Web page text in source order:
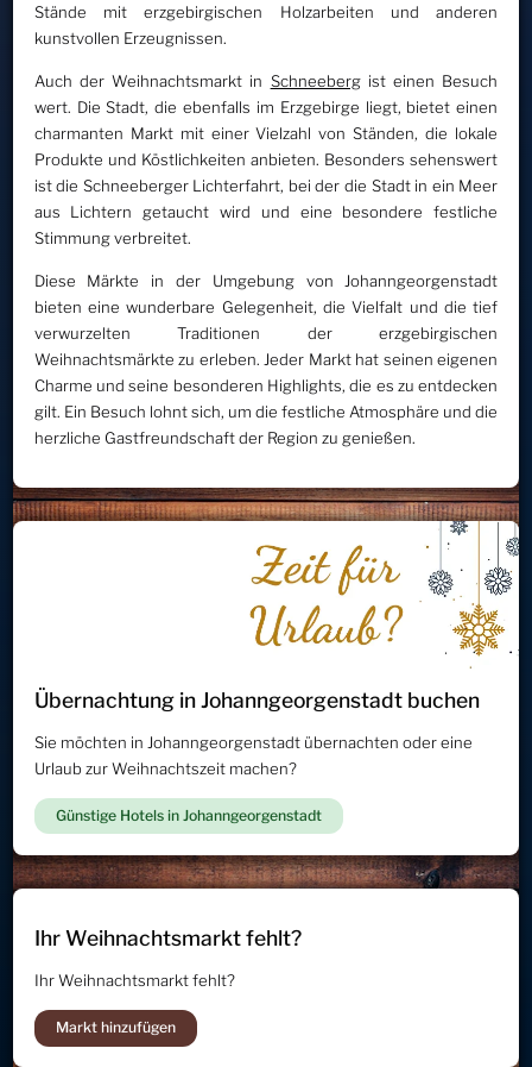
Stände mit erzgebirgischen Holzarbeiten und anderen
kunstvollen Erzeugnissen.
Auch der Weihnachtsmarkt in Schneebergist einen Besuch
wert. Die Stadt, die ebenfalls im Erzgebirge liegt, bietet einen
charmanten Markt mit einer Vielzahl von Ständen, die lokale
Produkte und Köstlichkeiten anbieten. Besonders sehenswert
ist die Schneeberger Lichterfahrt, bei der die Stadt in ein Meer
aus Lichtern getaucht wird und eine besondere festliche
Stimmung verbreitet.
Diese Märkte in der Umgebung von Johanngeorgenstadt
bieten eine wunderbare Gelegenheit, die Vielfalt und die tief
verwurzelten Traditionen der erzgebirgischen
Weihnachtsmärkte zu erleben. Jeder Markt hat seinen eigenen
Charme und seine besonderen Highlights, die es zu entdecken
gilt. Ein Besuch lohnt sich, um die festliche Atmosphäre und die
herzliche Gastfreundschaft der Region zu genießen.
Übernachtung in Johanngeorgenstadt buchen
Sie möchten in Johanngeorgenstadt übernachten oder eine
Urlaub zur Weihnachtszeit machen?
Günstige Hotels in Johanngeorgenstadt
Ihr Weihnachtsmarkt fehlt?
Ihr Weihnachtsmarkt fehlt?
Markt hinzufügen